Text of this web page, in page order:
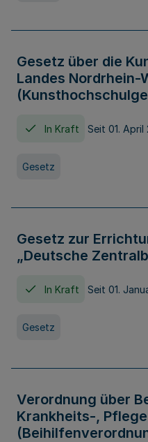
Gesetz über die
Landes Nordrhein-
In Kraft Seit 01. April
Gesetz
Gesetz zur
„Deutsche
In Kraft Seit 01.
Gesetz
Verordnung über
Krankheits-,